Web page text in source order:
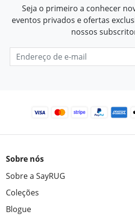
Seja o primeiro a conhecer
eventos privados e ofertas
nossos
Sobre nós
Sobre a SayRUG
Coleções
Blogue